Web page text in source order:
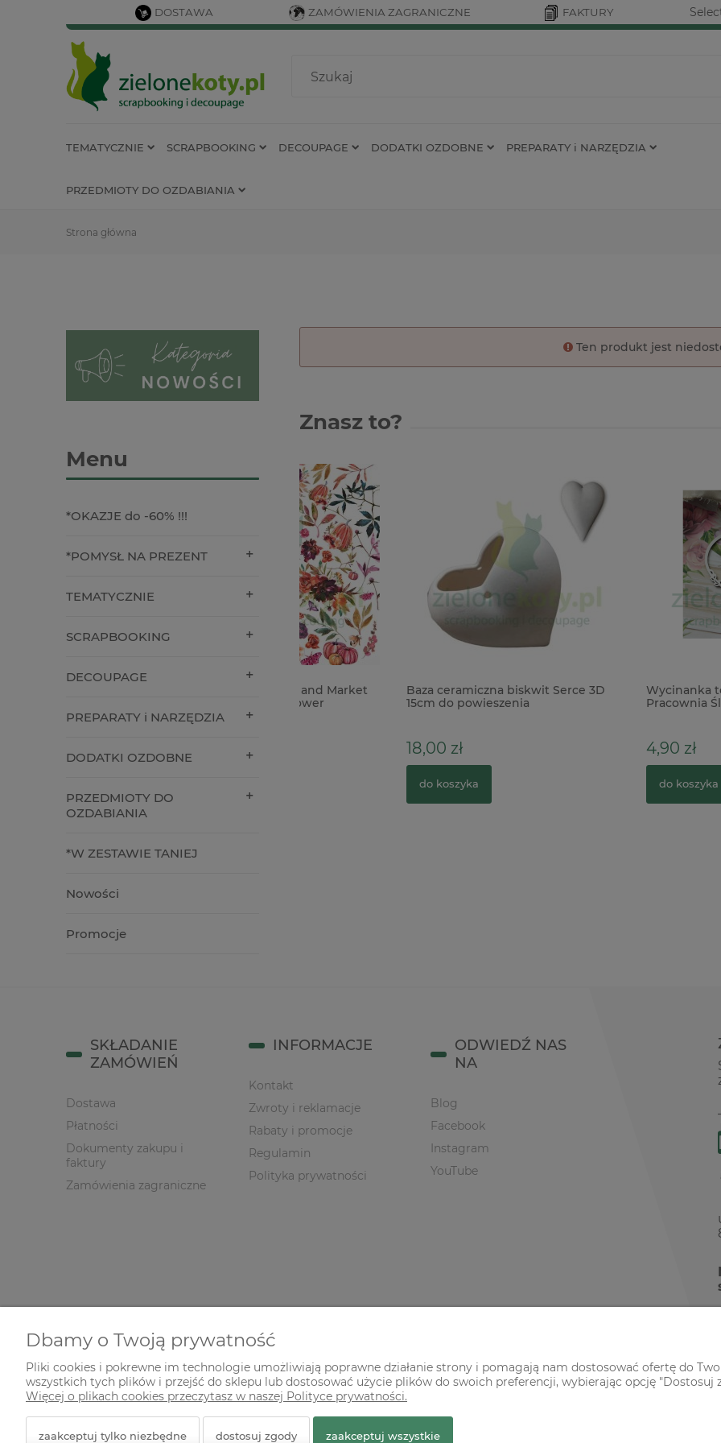
DOSTAWA ZAMÓWIENIA ZAGRANICZNE FAKTURY
TEMATYCZNIE SCRAPBOOKING DECOUPAGE DODATKI OZDOBNE PREPARATY i NARZĘDZIA
PRZEDMIOTY DO OZDABIANIA
Strona główna
Menu
*OKAZJE do -60% !!!
*POMYSŁ NA PREZENT
TEMATYCZNIE
SCRAPBOOKING
DECOUPAGE
PREPARATY i NARZĘDZIA
DODATKI OZDOBNE
PRZEDMIOTY DO
OZDABIANIA
*W ZESTAWIE TANIEJ
Nowości
Promocje
Ten produkt jest
Znasz to?
Baza ceramiczna biskwit Serce 3D
15cm do powieszenia
Wycinanka tekturka
Pracownia Ślub 2025 Ramka
SKŁADANIE
ZAMÓWIEŃ
Dostawa
Płatności
Dokumenty zakupu i
faktury
Zamówienia zagraniczne
INFORMACJE
Kontakt
Zwroty i reklamacje
Rabaty i promocje
Regulamin
Polityka prywatności
ODWIEDŹ NAS
NA
Blog
Facebook
Instagram
YouTube
© 2026 zielonekoty.pl. Wszelkie prawa zastrzeżone.
Dbamy o Twoją prywatność
Pliki cookies i pokrewne im technologie umożliwiają poprawne działanie strony i pomagają nam dostosować ofertę do
wszystkich tych plików i przejść do sklepu lub dostosować użycie plików do swoich preferencji, wybierając opcję "Dostosuj
Więcej o plikach cookies przeczytasz w naszej Polityce prywatności.
zaakceptuj tylko niezbędne dostosuj zgody zaakceptuj wszystkie